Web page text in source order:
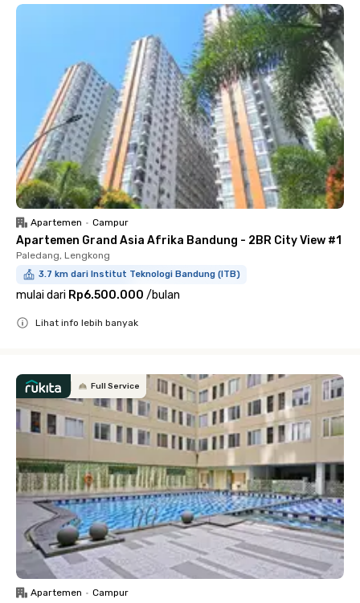
Apartemen • Campur
Apartemen Grand Asia Afrika Bandung - 2BR City View #1
Paledang, Lengkong
3.7 km dari Institut Teknologi Bandung (ITB)
mulai dari Rp6.500.000 /bulan
Lihat info lebih banyak
Full Service
Apartemen • Campur